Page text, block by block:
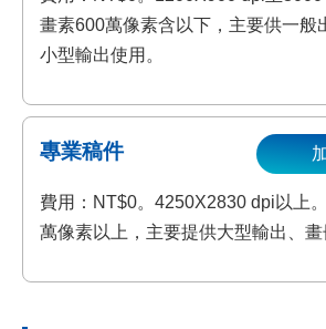
畫素600萬像素含以下，主要供一般
小型輸出使用。
專業稿件
費用：NT$0。4250X2830 dpi以上
萬像素以上，主要提供大型輸出、畫